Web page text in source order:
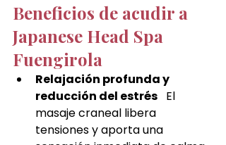
Beneficios de acudir a
Japanese Head Spa
Fuengirola
Relajación profunda y
reducción del estrés El
masaje craneal libera
tensiones y aporta una